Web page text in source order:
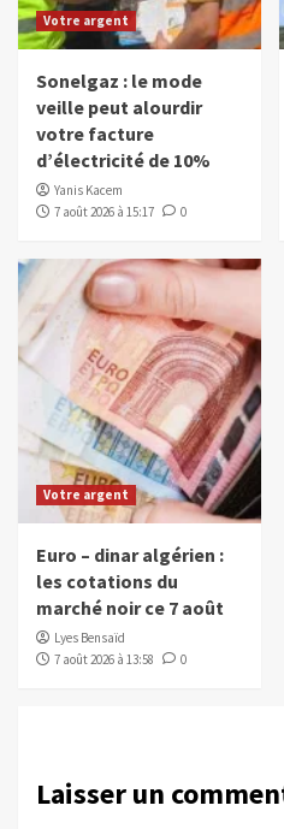
Votre argent
Sonelgaz : le mode
veille peut alourdir
votre facture
d’électricité de 10%
Yanis Kacem
7 août 2026 à 15:17
0
Votre argent
Euro – dinar algérien :
les cotations du
marché noir ce 7 août
Lyes Bensaïd
7 août 2026 à 13:58
0
Laisser un